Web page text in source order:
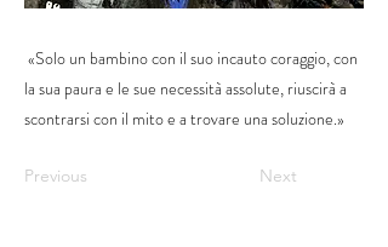
«Solo un bambino con il suo incauto coraggio, con
la sua paura e le sue necessità assolute, riuscirà a
scontrarsi con il mito e a trovare una soluzione.»
Previous Next